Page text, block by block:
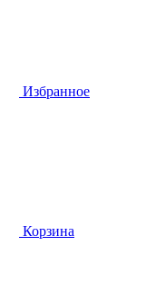
Избранное
Корзина